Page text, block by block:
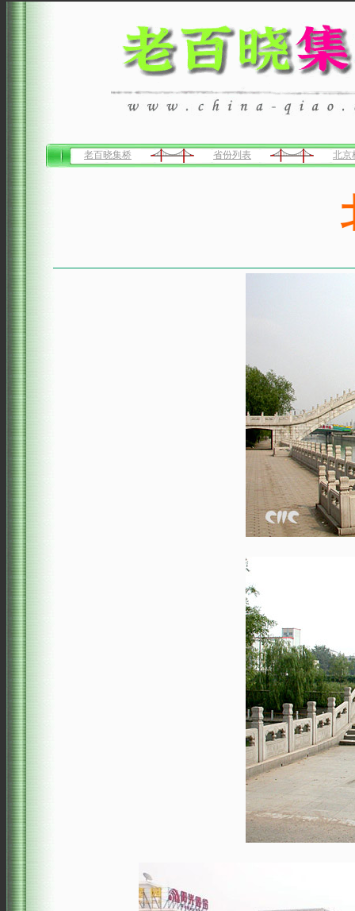
老百晓集桥 省份列表 北京